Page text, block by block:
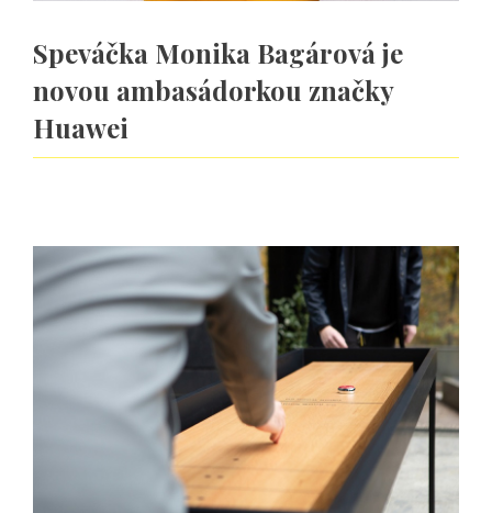
Speváčka Monika Bagárová je
novou ambasádorkou značky
Huawei